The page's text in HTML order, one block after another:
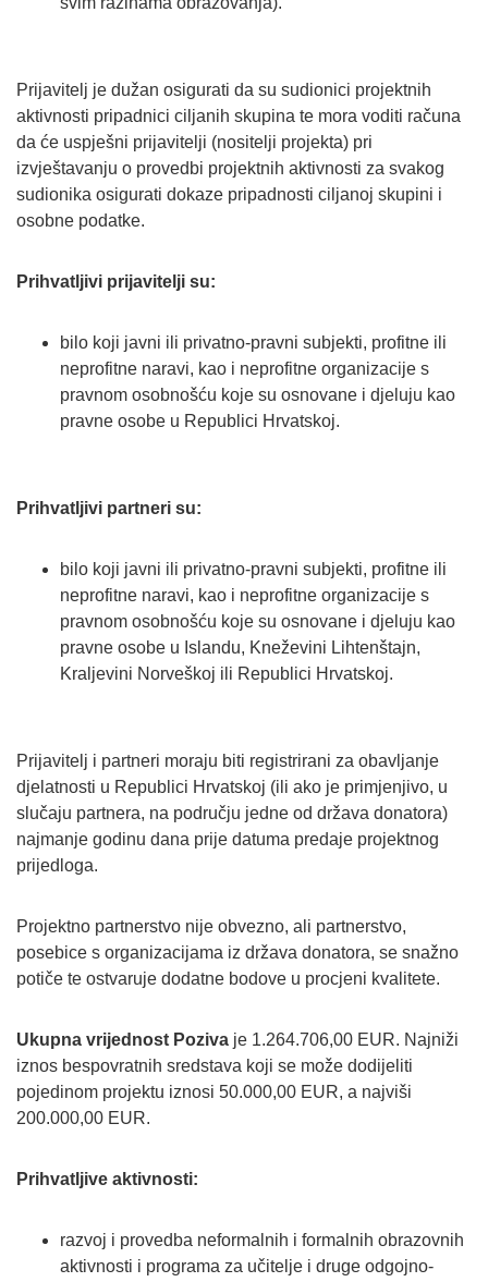
Prijavitelj je dužan osigurati da su sudionici projektnih
aktivnosti pripadnici ciljanih skupina te mora voditi računa
da će uspješni prijavitelji (nositelji projekta) pri
izvještavanju o provedbi projektnih aktivnosti za svakog
sudionika osigurati dokaze pripadnosti ciljanoj skupini i
osobne podatke.
Prihvatljivi prijavitelji su:
bilo koji javni ili privatno-pravni subjekti, profitne ili
neprofitne naravi, kao i neprofitne organizacije s
pravnom osobnošću koje su osnovane i djeluju kao
pravne osobe u Republici Hrvatskoj.
Prihvatljivi partneri su:
bilo koji javni ili privatno-pravni subjekti, profitne ili
neprofitne naravi, kao i neprofitne organizacije s
pravnom osobnošću koje su osnovane i djeluju kao
pravne osobe u Islandu, Kneževini Lihtenštajn,
Kraljevini Norveškoj ili Republici Hrvatskoj.
Prijavitelj i partneri moraju biti registrirani za obavljanje
djelatnosti u Republici Hrvatskoj (ili ako je primjenjivo, u
slučaju partnera, na području jedne od država donatora)
najmanje godinu dana prije datuma predaje projektnog
prijedloga.
Projektno partnerstvo nije obvezno, ali partnerstvo,
posebice s organizacijama iz država donatora, se snažno
potiče te ostvaruje dodatne bodove u procjeni kvalitete.
Ukupna vrijednost Poziva je 1.264.706,00 EUR. Najniži
iznos bespovratnih sredstava koji se može dodijeliti
pojedinom projektu iznosi 50.000,00 EUR, a najviši
200.000,00 EUR.
Prihvatljive aktivnosti:
razvoj i provedba neformalnih i formalnih obrazovnih
aktivnosti i programa za učitelje i druge odgojno-